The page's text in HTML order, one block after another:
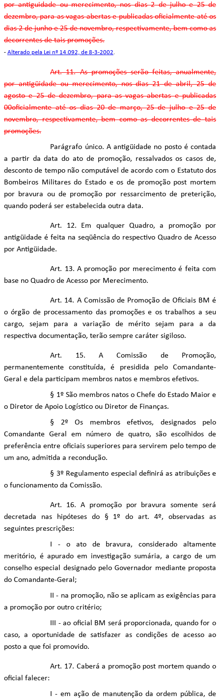
por antiguidade ou merecimento, nos dias 2 de julho e 25 de
dezembro, para as vagas abertas e publicadas oficialmente até os
dias 2 de junho e 25 de novembro, respectivamente, bem como as
decorrentes de tais promoções.
- Alterado pela Lei nº 14.092, de 8-3-2002.
Art. 11. As promoções serão feitas, anualmente,
por antigüidade ou merecimento, nos dias 21 de abril, 25 de
agosto e 25 de dezembro, para as vagas abertas e publicadas
00oficialmente até os dias 20 de março, 25 de julho e 25 de
novembro, respectivamente, bem como as decorrentes de tais
promoções.
Parágrafo único. A antigüidade no posto é contada
a partir da data do ato de promoção, ressalvados os casos de,
desconto de tempo não computável de acordo com o Estatuto dos
Bombeiros Militares do Estado e os de promoção post mortem
por bravura ou de promoção por ressarcimento de preterição,
quando poderá ser estabelecida outra data.
Art. 12. Em qualquer Quadro, a promoção por
antigüidade é feita na seqüência do respectivo Quadro de Acesso
por Antigüidade.
Art. 13. A promoção por merecimento é feita com
base no Quadro de Acesso por Merecimento.
Art. 14. A Comissão de Promoção de Oficiais BM é
o órgão de processamento das promoções e os trabalhos a seu
cargo, sejam para a variação de mérito sejam para a da
respectiva documentação, terão sempre caráter sigiloso.
Art. 15. A Comissão de Promoção,
permanentemente constituída, é presidida pelo Comandante-
Geral e dela participam membros natos e membros efetivos.
§ 1º São membros natos o Chefe do Estado Maior e
o Diretor de Apoio Logístico ou Diretor de Finanças.
§ 2º Os membros efetivos, designados pelo
Comandante Geral em número de quatro, são escolhidos de
preferência entre oficiais superiores para servirem pelo tempo de
um ano, admitida a recondução.
§ 3º Regulamento especial definirá as atribuições e
o funcionamento da Comissão.
Art. 16. A promoção por bravura somente será
decretada nas hipóteses do § 1º do art. 4º, observadas as
seguintes prescrições:
I - o ato de bravura, considerado altamente
meritório, é apurado em investigação sumária, a cargo de um
conselho especial designado pelo Governador mediante proposta
do Comandante-Geral;
II - na promoção, não se aplicam as exigências para
a promoção por outro critério;
III - ao oficial BM será proporcionada, quando for o
caso, a oportunidade de satisfazer as condições de acesso ao
posto a que foi promovido.
Art. 17. Caberá a promoção post mortem quando o
oficial falecer:
I - em ação de manutenção da ordem pública, de